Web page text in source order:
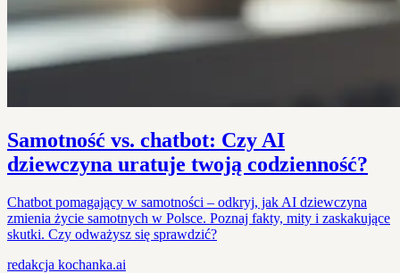
Samotność vs. chatbot: Czy AI
dziewczyna uratuje twoją codzienność?
Chatbot pomagający w samotności – odkryj, jak AI dziewczyna
zmienia życie samotnych w Polsce. Poznaj fakty, mity i zaskakujące
skutki. Czy odważysz się sprawdzić?
redakcja kochanka.ai